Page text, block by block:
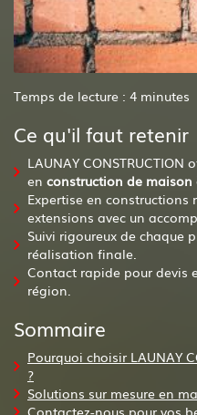
Temps de lecture : 4 minutes
Ce qu'il faut retenir
LAUNAY
en construction de maison
Expertise en constructions
extensions avec un
Suivi rigoureux de chaque
réalisation finale.
Contact rapide pour devis
région.
Sommaire
Pourquoi choisir LAUNAY
?
Solutions sur mesure en
Contactez-nous pour vos